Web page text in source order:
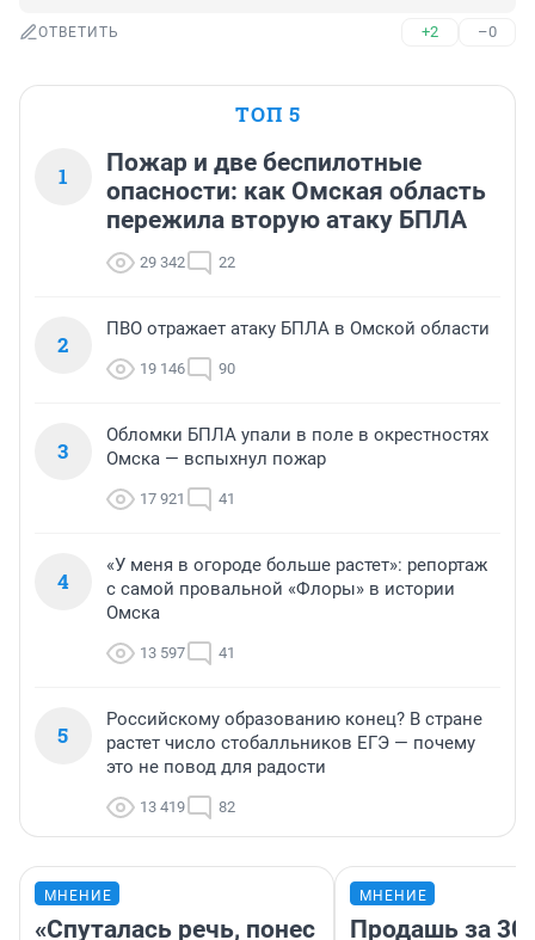
ОТВЕТИТЬ +2 –0
ТОП 5
1
Пожар и две беспилотные
опасности: как Омская область
пережила вторую атаку БПЛА
29 342 22
2
ПВО отражает атаку БПЛА в Омской области
19 146 90
3
Обломки БПЛА упали в поле в окрестностях
Омска — вспыхнул пожар
17 921 41
4
«У меня в огороде больше растет»: репортаж
с самой провальной «Флоры» в истории
Омска
13 597 41
5
Российскому образованию конец? В стране
растет число стобалльников ЕГЭ — почему
это не повод для радости
13 419 82
МНЕНИЕ
«Спуталась речь, понес
МНЕНИЕ
Продашь за